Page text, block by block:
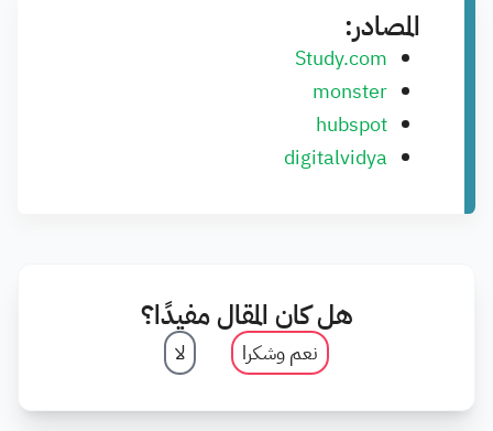
المصادر:
Study.com
monster
hubspot
digitalvidya
هل كان المقال مفيدًا؟
نعم وشكرا لا